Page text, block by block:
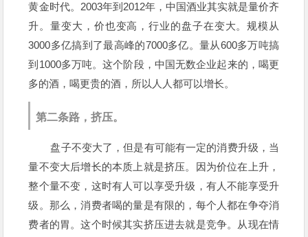
黄金时代。2003年到2012年，中国酒业其实就是量价齐
升。量变大，价也变高，行业的盘子在变大。规模从
3000多亿搞到了最高峰的7000多亿。量从600多万吨搞
到1000多万吨。这个阶段，中国无数企业起来的，喝更
多的酒，喝更贵的酒，所以人人都可以增长。
第二条路，挤压。
盘子不变大了，但是有可能有一定的消费升级，当
量不变大后增长的本质上就是挤压。因为价位在上升，
整个量不变，这时有人可以享受升级，有人不能享受升
级。那么，消费者喝的量是有限的，每个人都在争夺消
费者的胃。这个时候其实挤压进去就是竞争。从现在情